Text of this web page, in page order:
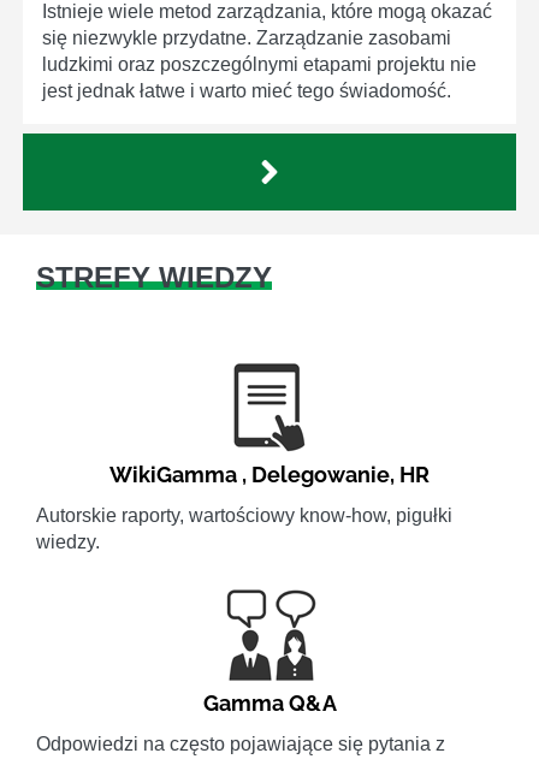
Istnieje wiele metod zarządzania, które mogą okazać
się niezwykle przydatne. Zarządzanie zasobami
ludzkimi oraz poszczególnymi etapami projektu nie
jest jednak łatwe i warto mieć tego świadomość.
STREFY WIEDZY
WikiGamma , Delegowanie, HR
Autorskie raporty, wartościowy know-how, pigułki
wiedzy.
Gamma Q&A
Odpowiedzi na często pojawiające się pytania z